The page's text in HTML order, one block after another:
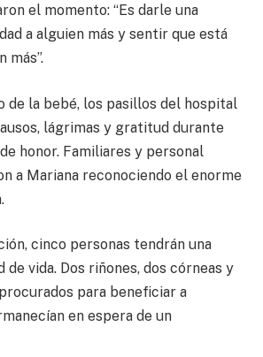
el momento: “Es darle una
a alguien más y sentir que está
más”.
de la bebé, los pasillos del hospital
lágrimas y gratitud durante
honor. Familiares y personal
a Mariana reconociendo el enorme
cinco personas tendrán una
de vida. Dos riñones, dos córneas y
para beneficiar a
en espera de un